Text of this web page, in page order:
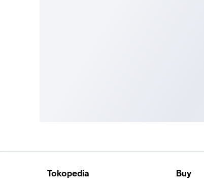
Tokopedia Buy